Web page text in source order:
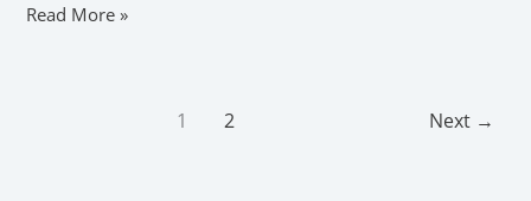
Read More »
1 2 Next →